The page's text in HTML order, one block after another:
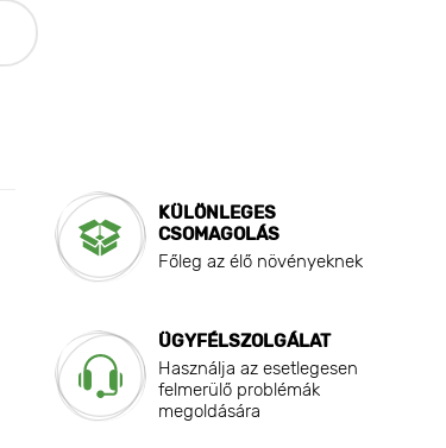
KÜLÖNLEGES
CSOMAGOLÁS
Főleg az élő növényeknek
ÜGYFÉLSZOLGÁLAT
Használja az esetlegesen
felmerülő problémák
megoldására